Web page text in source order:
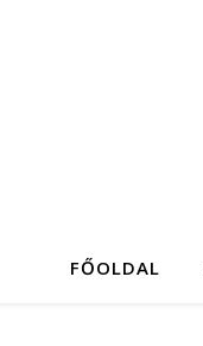
FŐOLDAL